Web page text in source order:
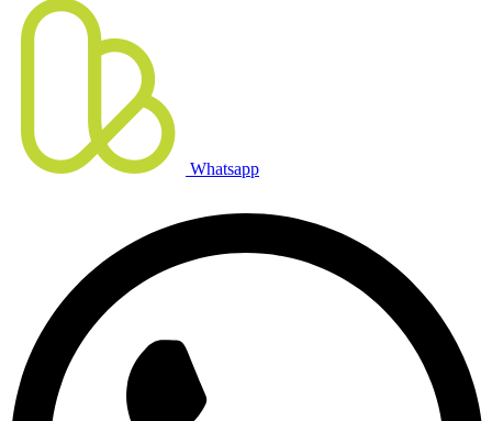
Whatsapp